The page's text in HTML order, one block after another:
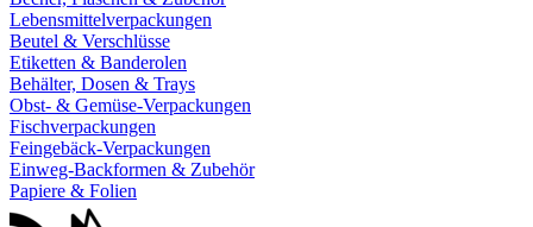
Lebensmittelverpackungen
Beutel & Verschlüsse
Etiketten & Banderolen
Behälter, Dosen & Trays
Obst- & Gemüse-Verpackungen
Fischverpackungen
Feingebäck-Verpackungen
Einweg-Backformen & Zubehör
Papiere & Folien